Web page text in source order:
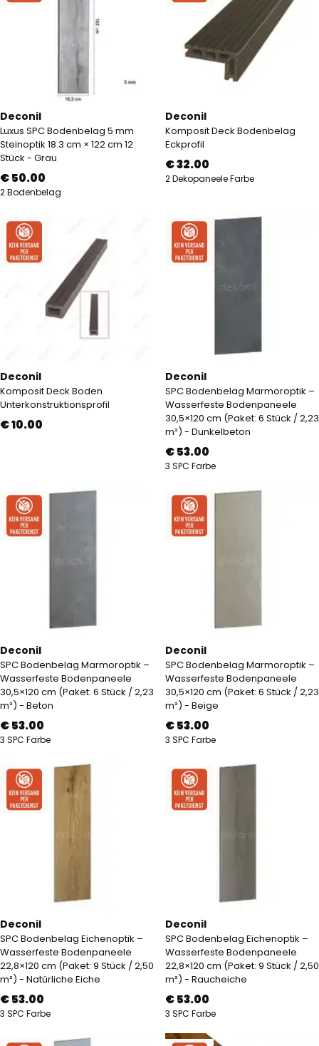
Deconil
Luxus SPC Bodenbelag 5 mm
Steinoptik 18.3 cm × 122 cm 12
Stück - Grau
€ 50.00
2 Bodenbelag
Deconil
Komposit Deck Bodenbelag
Eckprofil
€ 32.00
2 Dekopaneele Farbe
Deconil
Komposit Deck Boden
Unterkonstruktionsprofil
€ 10.00
Deconil
SPC Bodenbelag Marmoroptik –
Wasserfeste Bodenpaneele
30,5×120 cm (Paket: 6 Stück / 2,23
m²) - Dunkelbeton
€ 53.00
3 SPC Farbe
Deconil
SPC Bodenbelag Marmoroptik –
Wasserfeste Bodenpaneele
30,5×120 cm (Paket: 6 Stück / 2,23
m²) - Beton
€ 53.00
3 SPC Farbe
Deconil
SPC Bodenbelag Marmoroptik –
Wasserfeste Bodenpaneele
30,5×120 cm (Paket: 6 Stück / 2,23
m²) - Beige
€ 53.00
3 SPC Farbe
Deconil
SPC Bodenbelag Eichenoptik –
Wasserfeste Bodenpaneele
22,8×120 cm (Paket: 9 Stück / 2,50
m²) - Natürliche Eiche
€ 53.00
3 SPC Farbe
Deconil
SPC Bodenbelag Eichenoptik –
Wasserfeste Bodenpaneele
22,8×120 cm (Paket: 9 Stück / 2,50
m²) - Raucheiche
€ 53.00
3 SPC Farbe